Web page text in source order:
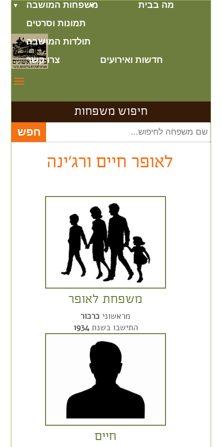
מה בבית
משפחות המושבה
תמונות וסרטים
תולדות המושבה
חדשות ואירועים
צרו קשר
חיפוש משפחות
לאופר חיים ורג'ינה
משפחת לאופר
מראשוני כרכור
התישבו בשנת1934
חיים